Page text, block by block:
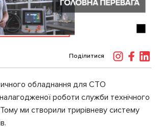
Поділитися
обладнання для СТО
роботи служби технічного
ми створили трирівневу систему